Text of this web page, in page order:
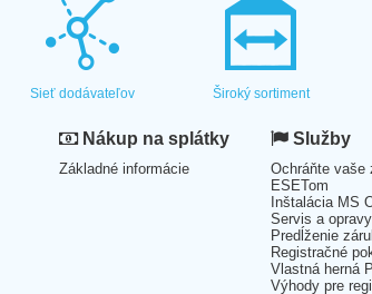
Sieť dodávateľov Široký sortiment
Nákup na splátky
Základné informácie
Služby
Ochráňte vaše
ESETom
Inštalácia MS
Servis a
Predĺženie
Registračné
Vlastná herná
Výhody pre